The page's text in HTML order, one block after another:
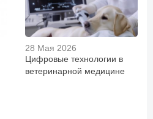
28 Мая 2026
Цифровые технологии в
ветеринарной медицине